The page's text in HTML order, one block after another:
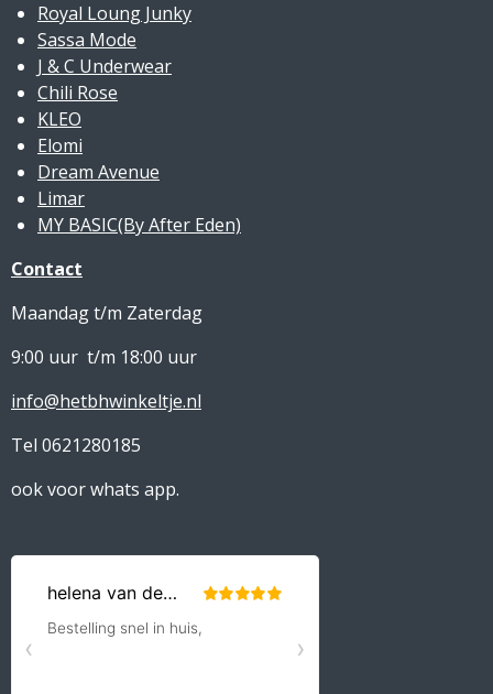
Royal Loung Junky
Sassa Mode
J & C Underwear
Chili Rose
KLEO
Elomi
Dream Avenue
Limar
MY BASIC(By After Eden)
Contact
Maandag t/m Zaterdag
9:00 uur t/m 18:00 uur
info@hetbhwinkeltje.nl
Tel 0621280185
ook voor whats app.